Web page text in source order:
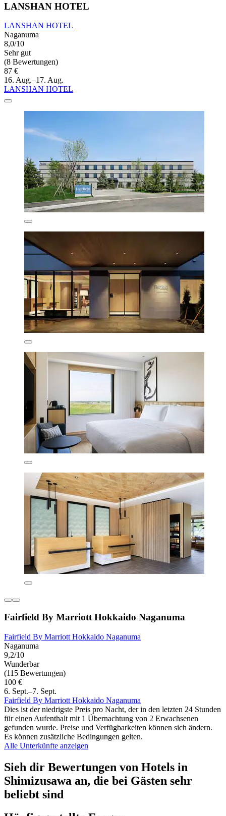
LANSHAN HOTEL
LANSHAN HOTEL
Naganuma
8,0/10
Sehr gut
(8 Bewertungen)
87 €
16. Aug.–17. Aug.
LANSHAN HOTEL
Fairfield By Marriott Hokkaido Naganuma
Fairfield By Marriott Hokkaido Naganuma
Naganuma
9,2/10
Wunderbar
(115 Bewertungen)
100 €
6. Sept.–7. Sept.
Fairfield By Marriott Hokkaido Naganuma
Dies ist der niedrigste Preis pro Nacht, der in den letzten 24 Stunden
für einen Aufenthalt mit 1 Übernachtung von 2 Erwachsenen
gefunden wurde. Preise und Verfügbarkeiten können sich ändern.
Es können zusätzliche Bedingungen gelten.
Alle Unterkünfte anzeigen
Sieh dir Bewertungen von Hotels in
Shimizusawa an, die bei Gästen sehr
beliebt sind